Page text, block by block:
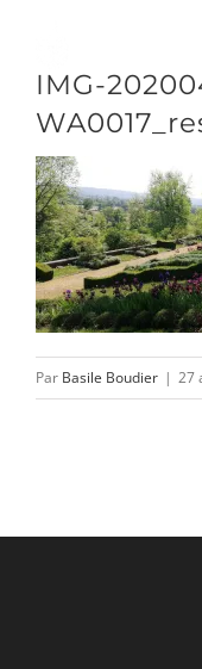
contenuIMG-
Par Basile Boudier | 27